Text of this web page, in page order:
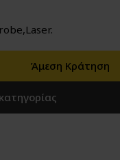
Άμεση Κράτηση